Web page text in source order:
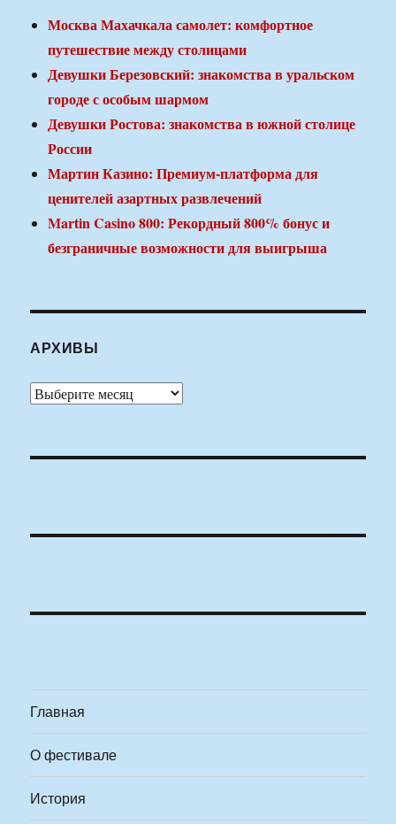
Москва Махачкала самолет: комфортное
путешествие между столицами
Девушки Березовский: знакомства в уральском
городе с особым шармом
Девушки Ростова: знакомства в южной столице
России
Мартин Казино: Премиум-платформа для
ценителей азартных развлечений
Martin Casino 800: Рекордный 800% бонус и
безграничные возможности для выигрыша
АРХИВЫ
Архивы
Главная
О фестивале
История